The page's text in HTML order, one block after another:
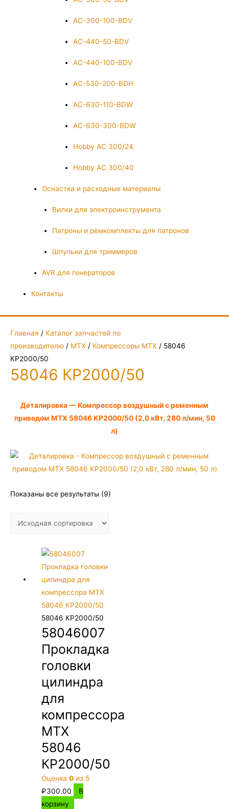
AC-300-100-BDV
AC-440-50-BDV
AC-440-100-BDV
AC-530-200-BDH
AC-630-110-BDW
AC-630-300-BDW
Hobby AC 300/24
Hobby AC 300/40
Оснастка и расходные материалы
Вилки для электроинструмента
Патроны и ремкомплекты для патронов
Шпульки для триммеров
AVR для генераторов
Контакты
Главная / Каталог запчастей по
производителю / MTX / Компрессоры MTX / 58046
КР2000/50
58046 КР2000/50
Деталировка — Компрессор воздушный с ременным
приводом MTX 58046 КР2000/50 (2,0 кВт, 280 л/мин, 50
л)
Показаны все результаты (9)
58046 КР2000/50
58046007
Прокладка
головки
цилиндра
для
компрессора
MTX
58046
КР2000/50
Оценка0 из 5
₽300.00
В
корзину